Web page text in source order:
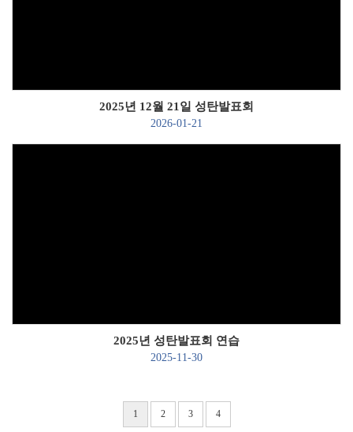
2025년 12월 21일 성탄발표회
2026-01-21
2025년 성탄발표회 연습
2025-11-30
1 2 3 4